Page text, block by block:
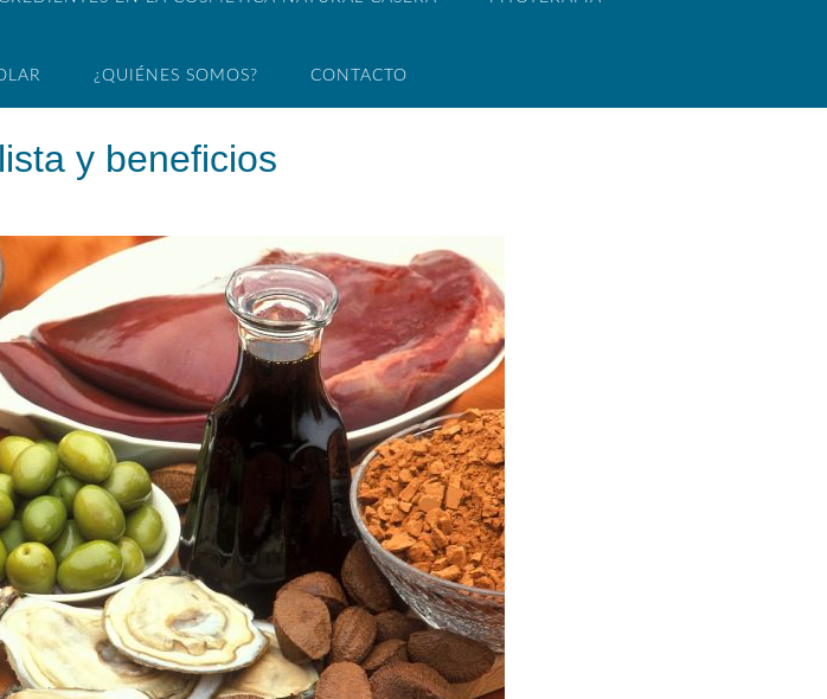
¿QUIÉNES SOMOS? CONTACTO
y beneficios